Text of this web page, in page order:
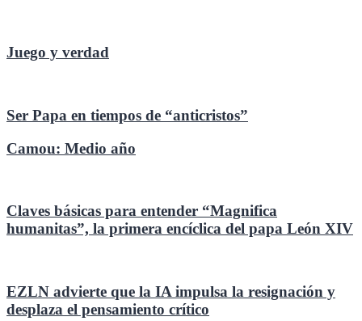
Juego y verdad
Ser Papa en tiempos de “anticristos”
Camou: Medio año
Claves básicas para entender “Magnifica
humanitas”, la primera encíclica del papa León XIV
EZLN advierte que la IA impulsa la resignación y
desplaza el pensamiento crítico